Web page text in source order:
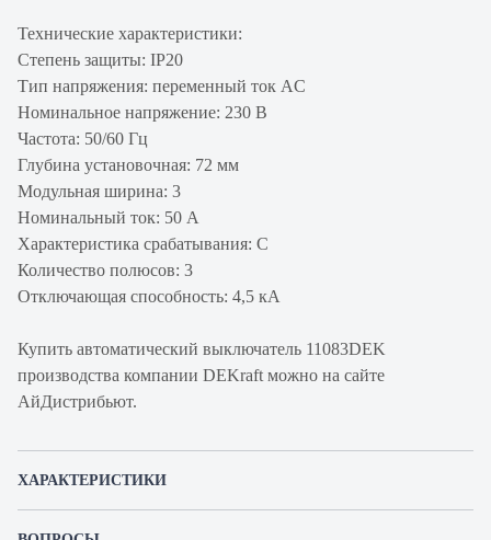
Технические характеристики:
Степень защиты: IP20
Тип напряжения: переменный ток AC
Номинальное напряжение: 230 В
Частота: 50/60 Гц
Глубина установочная: 72 мм
Модульная ширина: 3
Номинальный ток: 50 А
Характеристика срабатывания: C
Количество полюсов: 3
Отключающая способность: 4,5 кА
Купить автоматический выключатель 11083DEK
производства компании DEKraft можно на сайте
АйДистрибьют.
ХАРАКТЕРИСТИКИ